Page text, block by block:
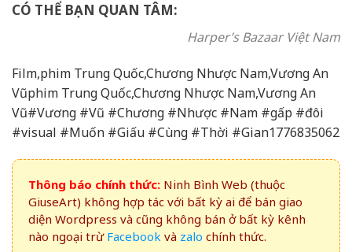
CÓ THỂ BẠN QUAN TÂM:
Harper’s Bazaar Việt Nam
Film,phim Trung Quốc,Chương Nhược Nam,Vương An
Vũphim Trung Quốc,Chương Nhược Nam,Vương An
Vũ#Vương #Vũ #Chương #Nhược #Nam #gấp #đôi
#visual #Muốn #Giấu #Cùng #Thời #Gian1776835062
Thông báo chính thức: Ninh Bình Web (thuộc
GiuseArt) không hợp tác với bất kỳ ai để bán giao
diện Wordpress và cũng không bán ở bất kỳ kênh
nào ngoại trừ Facebook và zalo chính thức.